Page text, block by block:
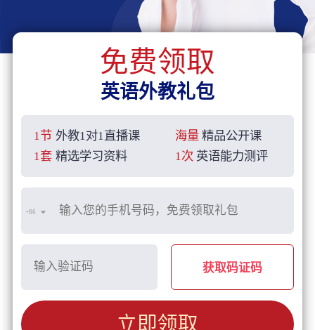
免费领取
英语外教礼包
1节 外教1对1直播课 海量 精品公开课
1套 精选学习资料 1次 英语能力测评
+86
获取码证码
立即领取